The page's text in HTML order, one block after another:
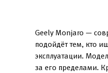
Geely Monjaro —
подойдёт тем, кто
эксплуатации.
за его пределами.